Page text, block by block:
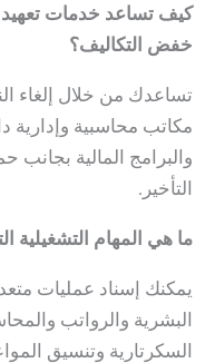
كيف تساعد خدمات تعهيد
خفض التكاليف؟
تساعدك من خلال إلغاء
مكاتب محاسبية
والبرامج المالية بجانب
التأخير.
ما هي المهام التشغيلية
يمكنك إسناد عمليات
البشرية والرواتب
السكرتارية وتنسيق